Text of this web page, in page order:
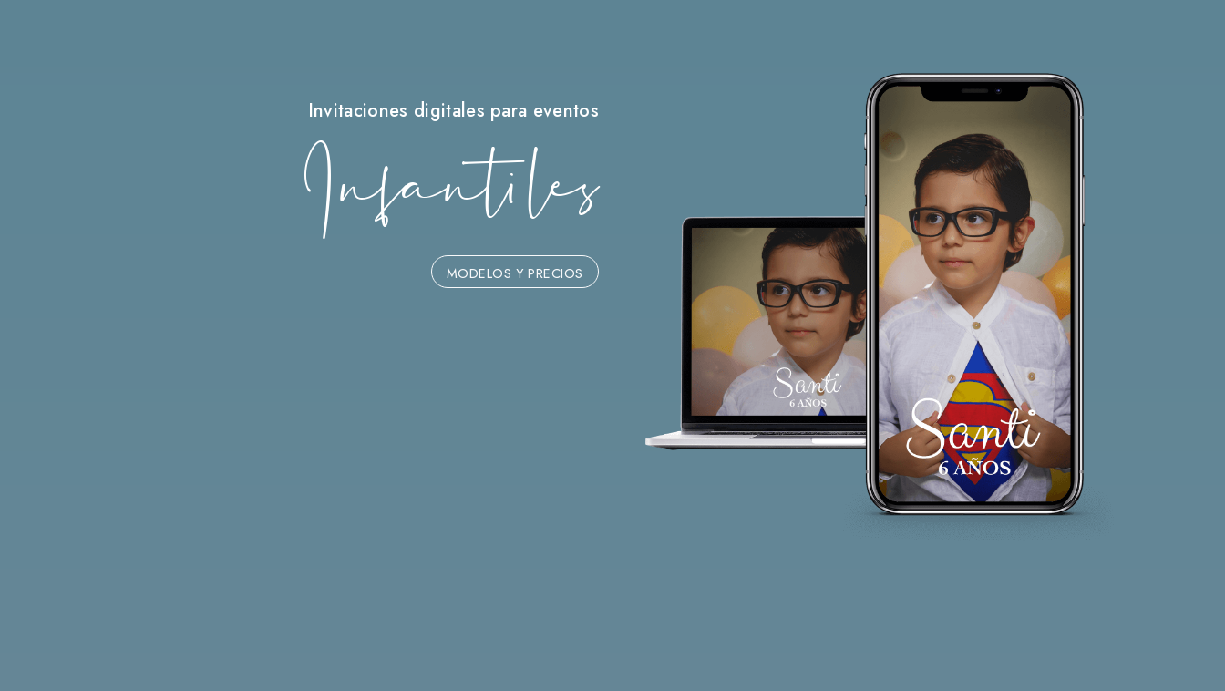
Invitaciones digitales para eventos
Infantiles
MODELOS Y PRECIOS